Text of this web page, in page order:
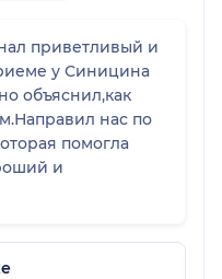
приветливый и
у Синицина
объяснил,как
нас по
помогла
и